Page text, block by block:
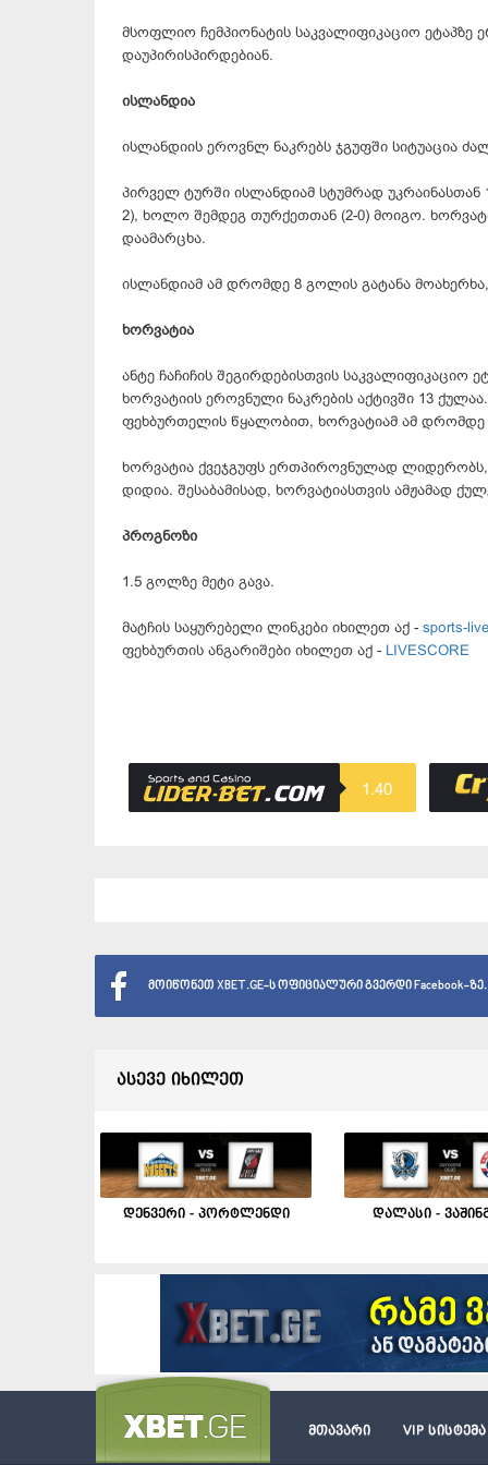
მსოფლიო ჩემპიონატის საკვალიფიკაციო ეტაპზე
დაუპირისპირდებიან.
ისლანდია
ისლანდიის ეროვნლ ნაკრებს ჯგუფში სიტუაცია
პირველ ტურში ისლანდიამ სტუმრად უკრაინასთან
2), ხოლო შემდეგ თურქეთთან (2-0) მოიგო.
დაამარცხა.
ისლანდიამ ამ დრომდე 8 გოლის გატანა მოახერხა,
ხორვატია
ანტე ჩაჩიჩის შეგირდებისთვის
ხორვატიის ეროვნული ნაკრების აქტივში 13
ფეხბურთელის წყალობით, ხორვატიამ ამ დრომდე
ხორვატია ქვეჯგუფს ერთპიროვნულად
დიდია. შესაბამისად, ხორვატიასთვის ამჟამად
პროგნოზი
1.5 გოლზე მეტი გავა.
მატჩის საყურებელი ლინკები იხილეთ აქ - sports-
ფეხბურთის ანგარიშები იხილეთ აქ - LIVESCORE
1.40
მოიწონეთ XBET.GE-ს ოფიციალური გვერდი Facebook-ზე.
ასევე იხილეთ
დენვერი - პორტლენდი დალასი -
მთავარი VIP სისტემა